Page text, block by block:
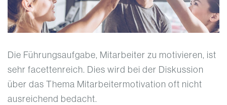
Die Führungsaufgabe, Mitarbeiter zu motivieren, ist
sehr facettenreich. Dies wird bei der Diskussion
über das Thema Mitarbeitermotivation oft nicht
ausreichend bedacht.